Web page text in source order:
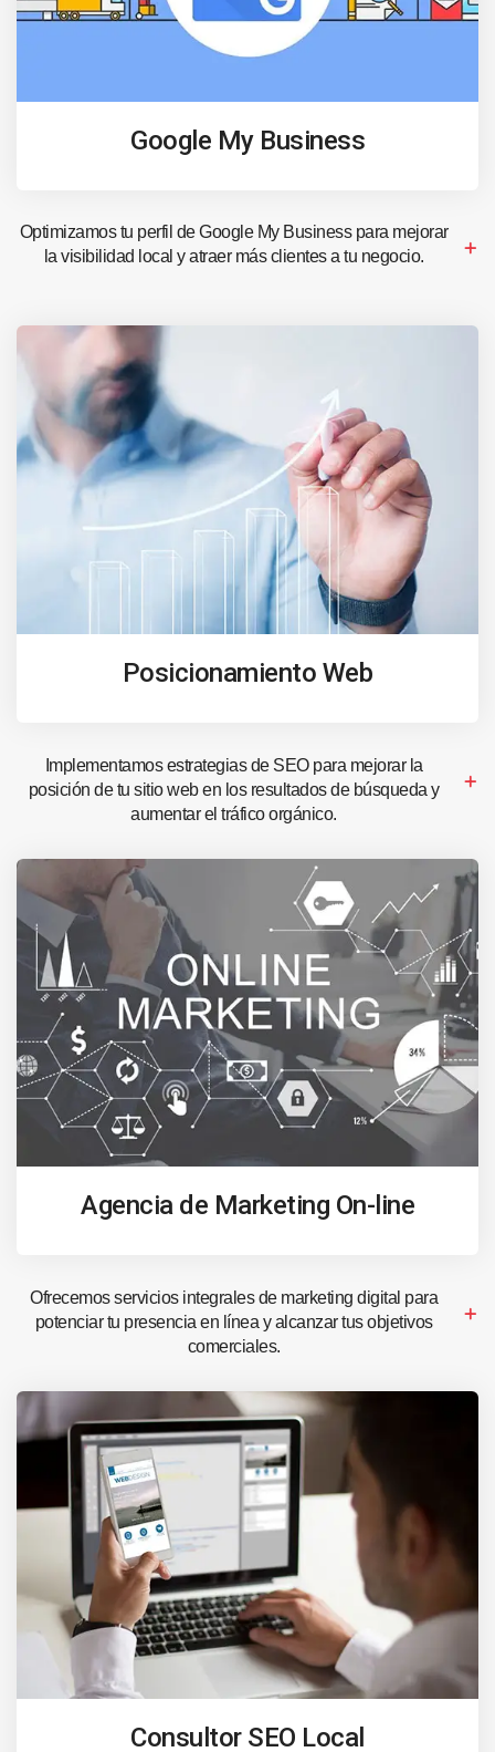
Google My Business
Optimizamos tu perfil de Google My Business para mejorar
la visibilidad local y atraer más clientes a tu negocio.
Posicionamiento Web
Implementamos estrategias de SEO para mejorar la
posición de tu sitio web en los resultados de búsqueda y
aumentar el tráfico orgánico.
Agencia de Marketing On-line
Ofrecemos servicios integrales de marketing digital para
potenciar tu presencia en línea y alcanzar tus objetivos
comerciales.
Consultor SEO Local